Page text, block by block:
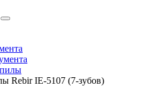
пилы
Rebir IE-5107 (7-зубов)